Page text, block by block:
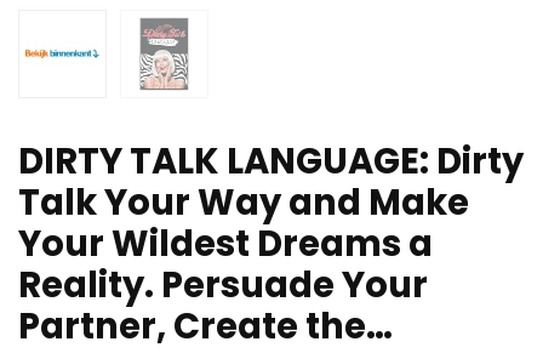
DIRTY TALK LANGUAGE: Dirty
Talk Your Way and Make
Your Wildest Dreams a
Reality. Persuade Your
Partner, Create the…